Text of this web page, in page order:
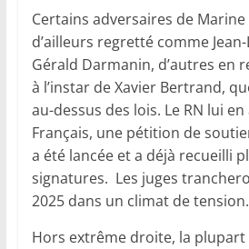
Certains adversaires de Marine
d’ailleurs regretté comme
Gérald Darmanin, d’autres en
à l’instar de Xavier Bertrand,
au-dessus des lois. Le RN lui
Français, une pétition de
a été lancée et a déjà recueilli
signatures. Les juges
2025 dans un climat de tension.
Hors extrême droite, la plupart